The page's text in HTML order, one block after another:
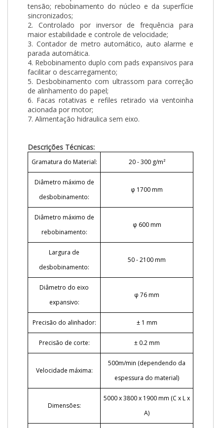
tensão; rebobinamento do núcleo e da superfície
sincronizados;
2. Controlado por inversor de frequência para
maior estabilidade e controle de velocidade;
3. Contador de metro automático, auto alarme e
parada automática.
4. Rebobinamento duplo com pads expansivos para
facilitar o descarregamento;
5. Desbobinamento com ultrassom para correção
de alinhamento do papel;
6. Facas rotativas e refiles retirado via ventoinha
acionada por motor;
7. Alimentação hidraulica sem eixo.
Descrições Técnicas:
Gramatura do Material: 20 - 300 g/m²
Diâmetro máximo de
desbobinamento:
φ 1700 mm
Diâmetro máximo de
rebobinamento:
φ 600 mm
Largura de
desbobinamento:
50 - 2100 mm
Diâmetro do eixo
expansivo:
φ 76 mm
Precisão do alinhador: ± 1 mm
Precisão de corte: ± 0.2 mm
Velocidade máxima:
500m/min (dependendo da
espessura do material)
Dimensões:
5000 x 3800 x 1900 mm (C x L x
A)